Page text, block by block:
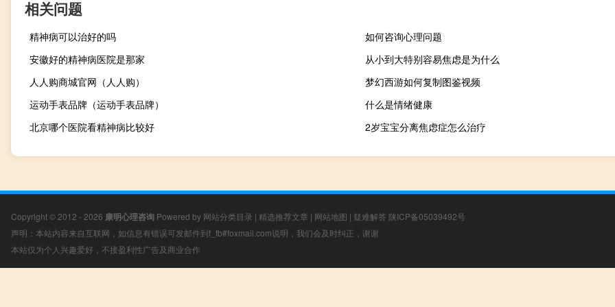
相关问题
精神病可以治好的吗
如何咨询心理问题
安徽好的精神病医院是那家
从小到大特别容易焦虑是为什么
人人购商城官网（人人购）
梦幻西游如何复制图鉴视频
运动手表品牌（运动手表品牌）
什么是情绪健康
北京哪个医院看精神病比较好
2岁宝宝分离焦虑症怎么治疗
Copyright © 2012 - 2026 康明心理咨询 Powered by 网站分类目录 | 精选推荐文章 | 网站地图 | 疑难解答 陕ICP备05039492号
声明：本站内容来自互联网，如信息有错误可发邮件到f_fb#foxmail.com说明，我们会及时纠正，谢谢
本站仅为个人兴趣爱好，不接盈利性广告及商业合作